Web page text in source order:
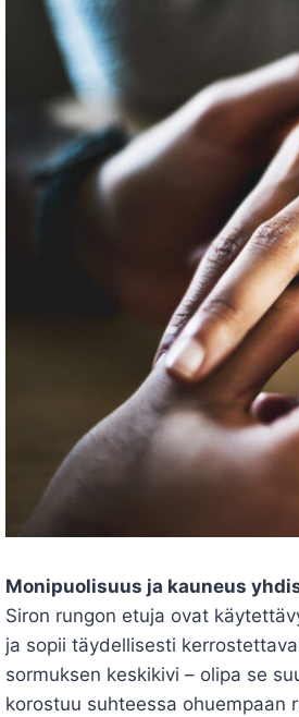
Monipuolisuus ja kauneus
Siron rungon etuja ovat
ja sopii täydellisesti
sormuksen keskikivi – olipa se
korostuu suhteessa ohuempaan